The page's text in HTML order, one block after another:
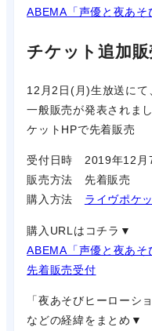
ABEMA「声優と夜あそ
チケット追加販
12月2日(月)生放送に
一般販売が発表されま
ケットHPで先着販売
受付日時 2019年12月
販売方法 先着販売
購入方法 ライヴポケ
購入URLはコチラ▼
ABEMA「声優と夜あ
先着販売受付
「夜あそびヒーローシ
などの経緯をまとめ▼